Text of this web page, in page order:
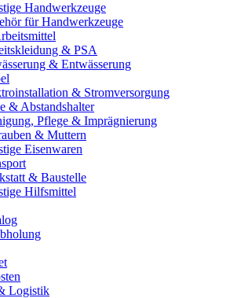
Handwerkzeuge
für Handwerkzeuge
& PSA
& Entwässerung
& Stromversorgung
& Abstandshalter
Pflege & Imprägnierung
& Muttern
Eisenwaren
& Baustelle
Hilfsmittel
Logistik